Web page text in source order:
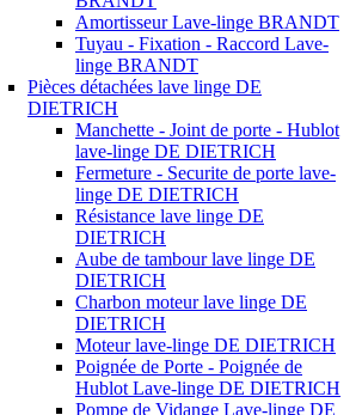
Amortisseur Lave-linge BRANDT
Tuyau - Fixation - Raccord Lave-
linge BRANDT
Pièces détachées lave linge DE
DIETRICH
Manchette - Joint de porte - Hublot
lave-linge DE DIETRICH
Fermeture - Securite de porte lave-
linge DE DIETRICH
Résistance lave linge DE
DIETRICH
Aube de tambour lave linge DE
DIETRICH
Charbon moteur lave linge DE
DIETRICH
Moteur lave-linge DE DIETRICH
Poignée de Porte - Poignée de
Hublot Lave-linge DE DIETRICH
Pompe de Vidange Lave-linge DE